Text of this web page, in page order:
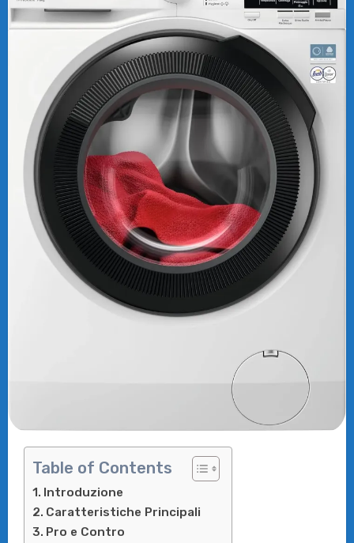
Table of Contents
Introduzione
Caratteristiche Principali
Pro e Contro